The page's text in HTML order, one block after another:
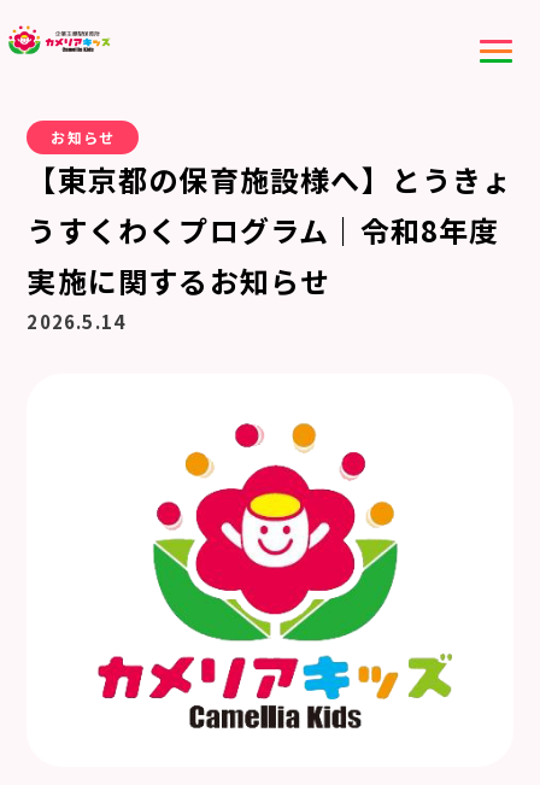
お知らせ
【東京都の保育施設様へ】とうきょ
うすくわくプログラム｜令和8年度
実施に関するお知らせ
2026.5.14